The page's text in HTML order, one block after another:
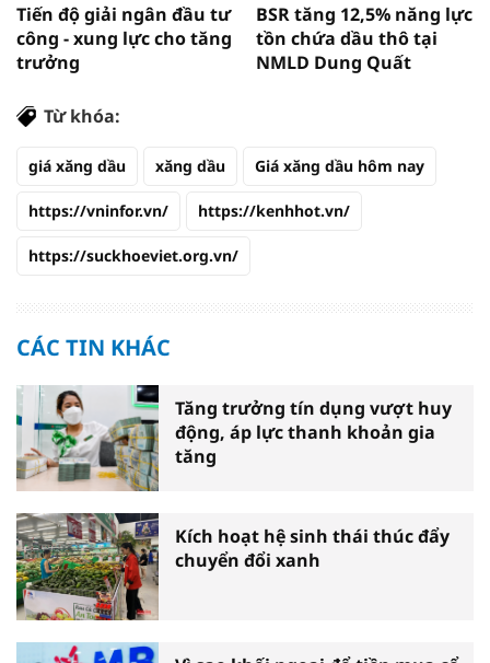
Tiến độ giải ngân đầu tư
công - xung lực cho tăng
trưởng
BSR tăng 12,5% năng lực
tồn chứa dầu thô tại
NMLD Dung Quất
Từ khóa:
giá xăng dầu xăng dầu Giá xăng dầu hôm nay
https://vninfor.vn/ https://kenhhot.vn/
https://suckhoeviet.org.vn/
CÁC TIN KHÁC
Tăng trưởng tín dụng vượt huy
động, áp lực thanh khoản gia
tăng
Kích hoạt hệ sinh thái thúc đẩy
chuyển đổi xanh